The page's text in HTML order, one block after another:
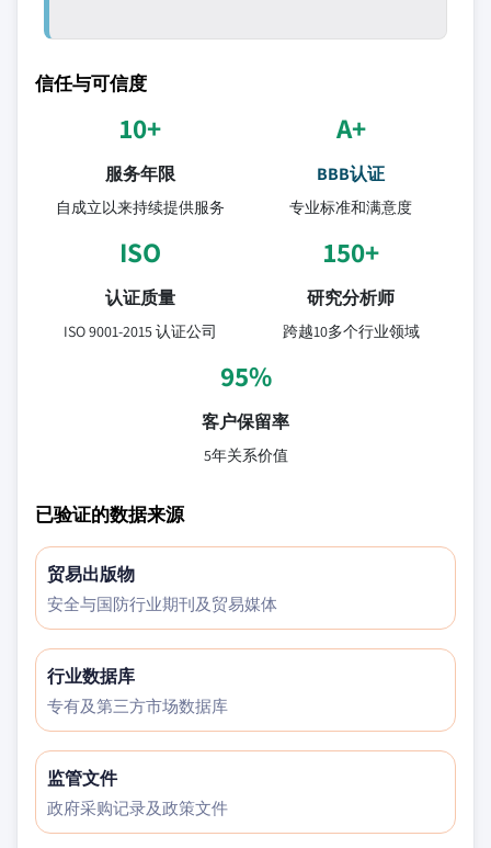
信任与可信度
10+
服务年限
自成立以来持续提供服务
A+
BBB认证
专业标准和满意度
ISO
认证质量
ISO 9001-2015 认证公司
150+
研究分析师
跨越10多个行业领域
95%
客户保留率
5年关系价值
已验证的数据来源
贸易出版物
安全与国防行业期刊及贸易媒体
行业数据库
专有及第三方市场数据库
监管文件
政府采购记录及政策文件